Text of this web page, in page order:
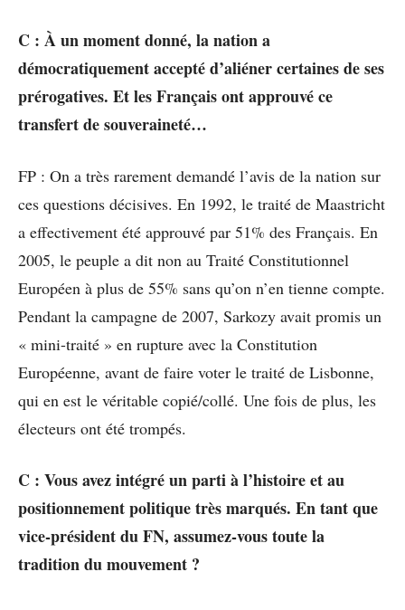
C : À un moment donné, la nation a
démocratiquement accepté d’aliéner certaines de ses
prérogatives. Et les Français ont approuvé ce
transfert de souveraineté…
FP : On a très rarement demandé l’avis de la nation sur
ces questions décisives. En 1992, le traité de Maastricht
a effectivement été approuvé par 51% des Français. En
2005, le peuple a dit non au Traité Constitutionnel
Européen à plus de 55% sans qu’on n’en tienne compte.
Pendant la campagne de 2007, Sarkozy avait promis un
« mini-traité » en rupture avec la Constitution
Européenne, avant de faire voter le traité de Lisbonne,
qui en est le véritable copié/collé. Une fois de plus, les
électeurs ont été trompés.
C : Vous avez intégré un parti à l’histoire et au
positionnement politique très marqués. En tant que
vice-président du FN, assumez-vous toute la
tradition du mouvement ?